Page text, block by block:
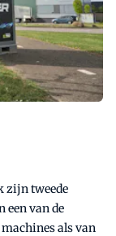
zijn tweede
een van de
als van